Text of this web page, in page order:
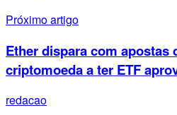
Próximo artigo
Ether dispara com apostas
criptomoeda a ter ETF
redacao